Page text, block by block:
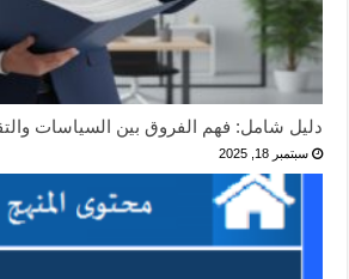
دليل شامل: فهم الفروق بين السياسات
سبتمبر 18, 2025